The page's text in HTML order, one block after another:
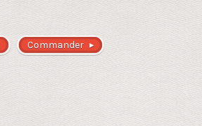
Commander